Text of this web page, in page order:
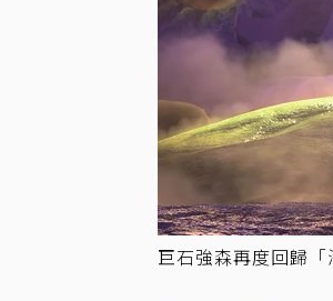
巨石強森再度回歸